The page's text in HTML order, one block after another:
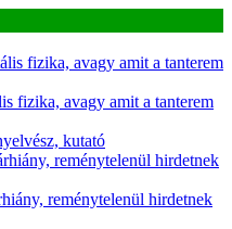
fizika, avagy amit a tanterem
fizika, avagy amit a tanterem
kutató
reménytelenül hirdetnek
reménytelenül hirdetnek